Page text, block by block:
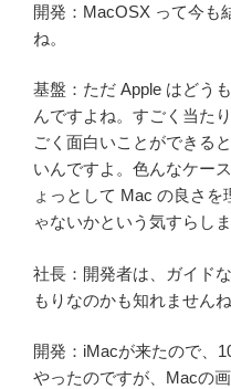
開発：MacOSX って今も
ね。
基盤：ただ Apple はどう
んですよね。すごく当た
ごく面白いことができる
いんですよ。色んなケー
ょっとして Mac の良さ
ゃないかという気すらしま
社長：開発者は、ガイド
もりなのかも知れませんね
開発：iMacが来たので、
やったのですが、Macの